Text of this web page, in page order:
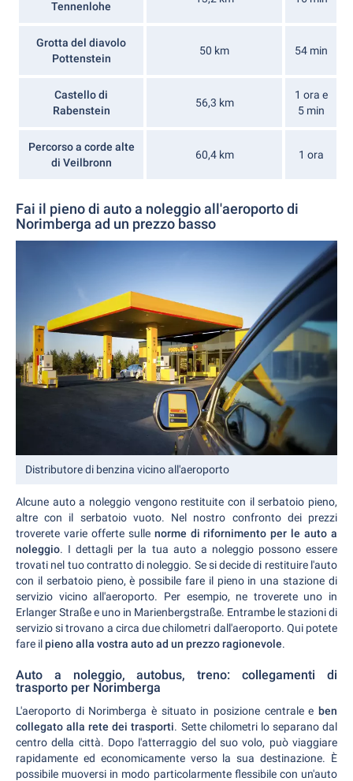
Tennenlohe
Grotta del diavolo
Pottenstein
50 km 54 min
Castello di
Rabenstein
56,3 km
1 ora e
5 min
Percorso a corde alte
di Veilbronn
60,4 km 1 ora
Fai il pieno di auto a noleggio all'aeroporto di
Norimberga ad un prezzo basso
Distributore di benzina vicino all'aeroporto
Alcune auto a noleggio vengono restituite con il serbatoio pieno,
altre con il serbatoio vuoto. Nel nostro confronto dei prezzi
troverete varie offerte sulle norme di rifornimento per le auto a
noleggio. I dettagli per la tua auto a noleggio possono essere
trovati nel tuo contratto di noleggio. Se si decide di restituire l'auto
con il serbatoio pieno, è possibile fare il pieno in una stazione di
servizio vicino all'aeroporto. Per esempio, ne troverete uno in
Erlanger Straße e uno in Marienbergstraße. Entrambe le stazioni di
servizio si trovano a circa due chilometri dall'aeroporto. Qui potete
fare ilpieno alla vostra auto ad un prezzo ragionevole.
Auto a noleggio, autobus, treno: collegamenti di
trasporto per Norimberga
L'aeroporto di Norimberga è situato in posizione centrale e ben
collegato alla rete dei trasporti. Sette chilometri lo separano dal
centro della città. Dopo l'atterraggio del suo volo, può viaggiare
rapidamente ed economicamente verso la sua destinazione. È
possibile muoversi in modo particolarmente flessibile con un'auto